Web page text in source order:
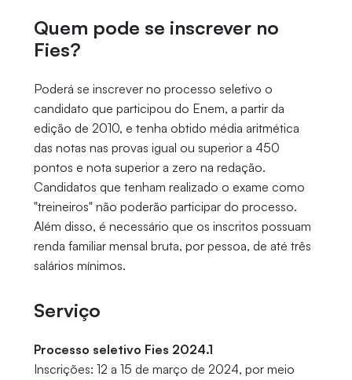
Quem pode se inscrever no
Fies?
Poderá se inscrever no processo seletivo o
candidato que participou do Enem, a partir da
edição de 2010, e tenha obtido média aritmética
das notas nas provas igual ou superior a 450
pontos e nota superior a zero na redação.
Candidatos que tenham realizado o exame como
"treineiros" não poderão participar do processo.
Além disso, é necessário que os inscritos possuam
renda familiar mensal bruta, por pessoa, de até três
salários mínimos.
Serviço
Processo seletivo Fies 2024.1
Inscrições: 12 a 15 de março de 2024, por meio